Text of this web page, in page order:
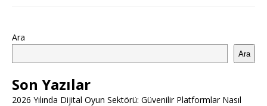
Ara
Ara
Son Yazılar
2026 Yılında Dijital Oyun Sektörü: Güvenilir Platformlar Nasıl